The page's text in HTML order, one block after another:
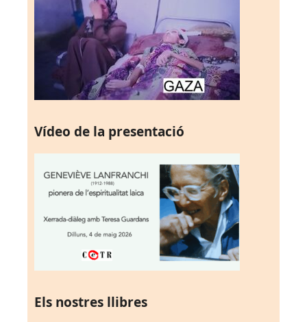
Vídeo de la presentació
Els nostres llibres